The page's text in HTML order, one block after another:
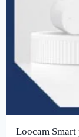
Loocam